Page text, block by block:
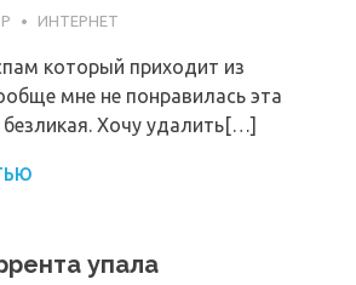
ИНТЕРНЕТ
который приходит из
мне не понравилась эта
безликая. Хочу удалить[…]
упала